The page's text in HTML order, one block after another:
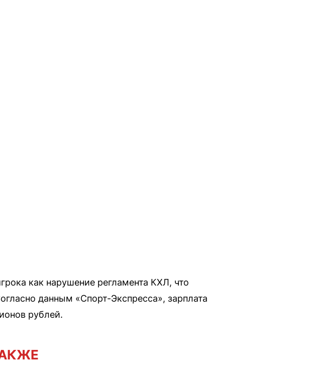
как нарушение регламента КХЛ, что
данным «Спорт-Экспресса», зарплата
рублей.